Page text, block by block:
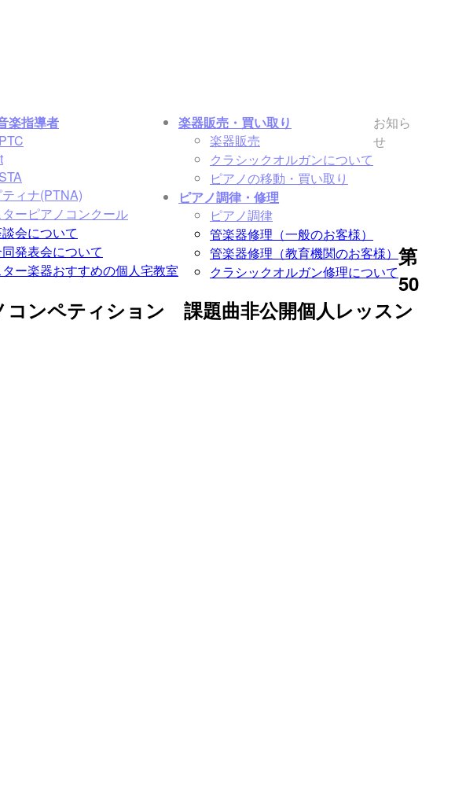
楽指導者
ティナ(PTNA)
ーピアノコンクール
会について
発表会について
ー楽器おすすめの個人宅教室
楽器販売・買い取り
楽器販売
クラシックオルガンについて
ピアノの移動・買い取り
ピアノ調律・修理
ピアノ調律
管楽器修理（一般のお客様）
管楽器修理（教育機関のお客様）
クラシックオルガン修理について
お知ら
せ
第
50
コンペティション 課題曲非公開個人レッスン